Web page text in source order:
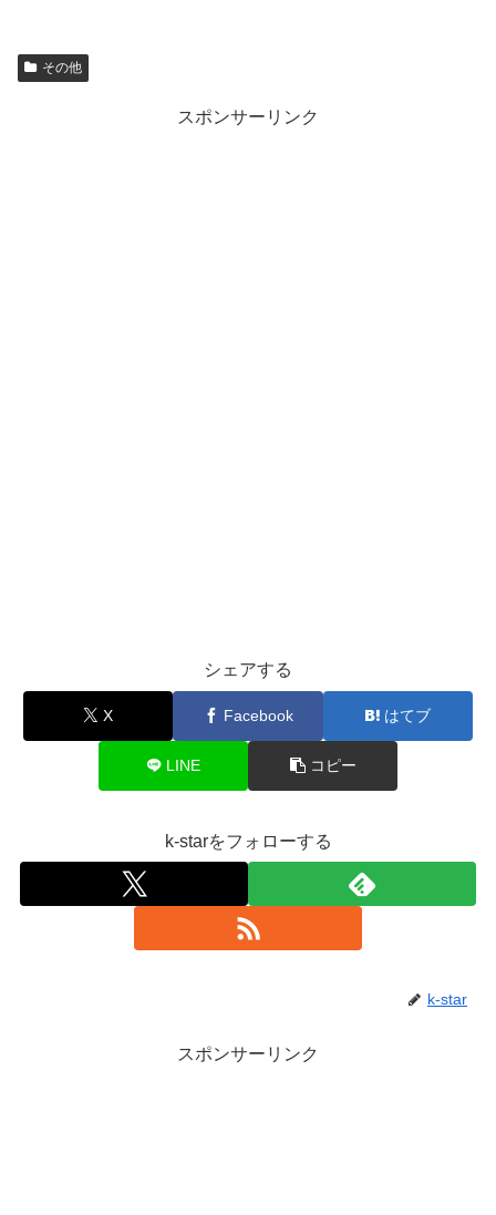
その他
スポンサーリンク
シェアする
X Facebook はてブ
LINE コピー
k-starをフォローする
k-star
スポンサーリンク